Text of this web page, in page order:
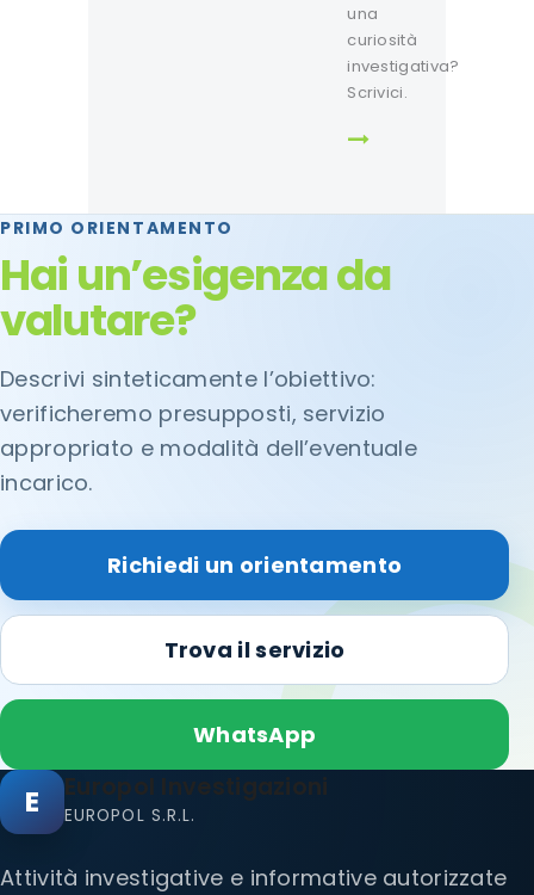
una
curiosità
investigativa?
Scrivici.
PRIMO ORIENTAMENTO
Hai un’esigenza da
valutare?
Descrivi sinteticamente l’obiettivo:
verificheremo presupposti, servizio
appropriato e modalità dell’eventuale
incarico.
Richiedi un orientamento
Trova il servizio
WhatsApp
E Europol Investigazioni
EUROPOL S.R.L.
Attività investigative e informative autorizzate